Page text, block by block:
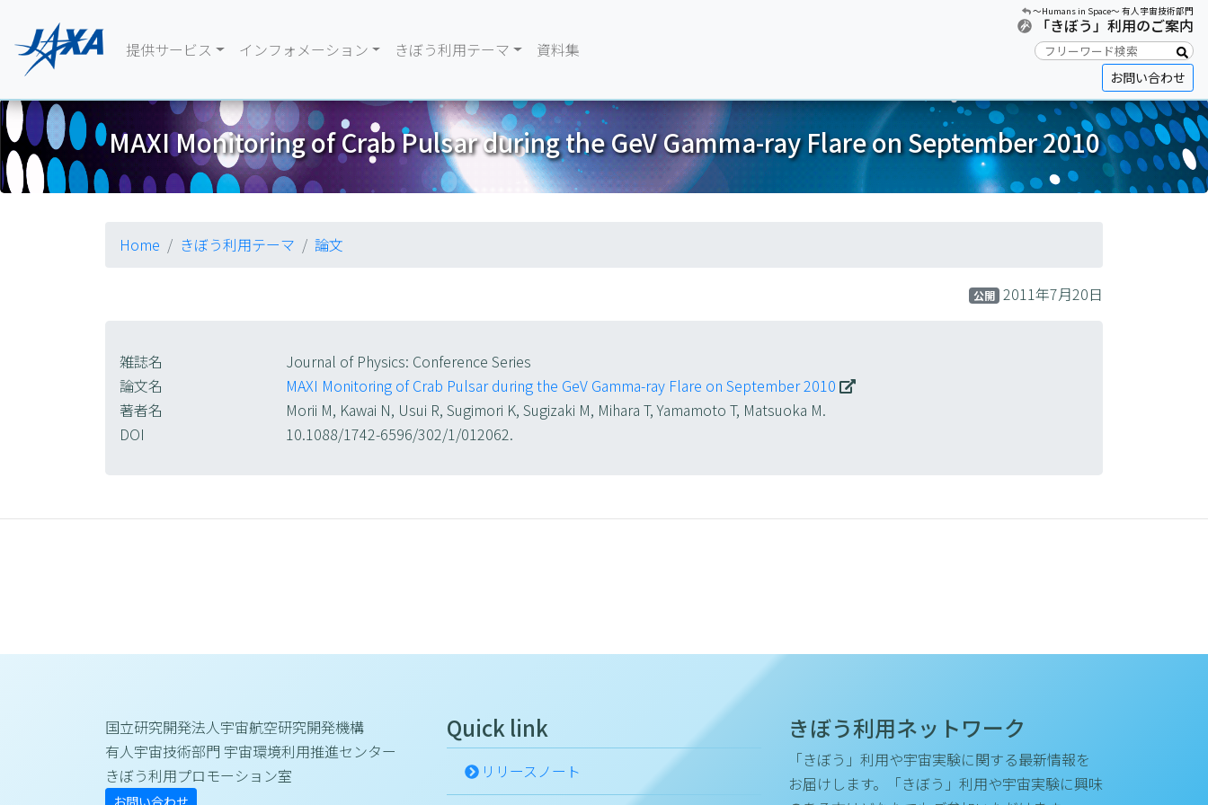
提供サービス インフォメーション きぼう利用テーマ 資料集
〜Humans in Space〜 有人宇宙技術部門
「きぼう」利用のご案内
お問い合わせ
MAXI Monitoring of Crab Pulsar during the GeV Gamma-ray Flare on September 2010
Home きぼう利用テーマ 論文
公開 2011年7月20日
雑誌名
Journal of Physics: Conference Series
論文名
MAXI Monitoring of Crab Pulsar during the GeV Gamma-ray Flare on September 2010
著者名
Morii M, Kawai N, Usui R, Sugimori K, Sugizaki M, Mihara T, Yamamoto T, Matsuoka M.
DOI
10.1088/1742-6596/302/1/012062.
国立研究開発法人宇宙航空研究開発機構
有人宇宙技術部門 宇宙環境利用推進センター
きぼう利用プロモーション室
お問い合わせ
Quick link
リリースノート
きぼう利用ネットワーク
「きぼう」利用や宇宙実験に関する最新情報を
お届けします。「きぼう」利用や宇宙実験に興味